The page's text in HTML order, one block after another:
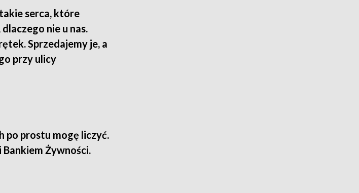
serca, które
nie u nas.
Sprzedajemy je, a
przy ulicy
po prostu mogę liczyć.
Bankiem Żywności.